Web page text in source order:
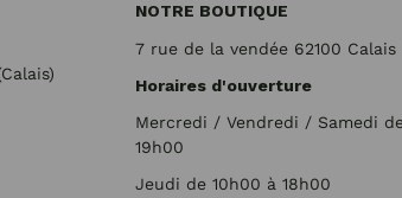
NOTRE BOUTIQUE
7 rue de la vendée 62100 Calais
Horaires d'ouverture
Mercredi / Vendredi / Samedi
19h00
Jeudi de 10h00 à 18h00